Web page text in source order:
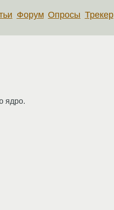
Форум Опросы Трекер
ядро.